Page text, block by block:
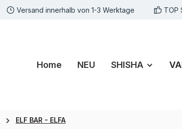
Versand innerhalb von 1-3 Werktage TOP
Home NEU SHISHA
ELF BAR - ELFA